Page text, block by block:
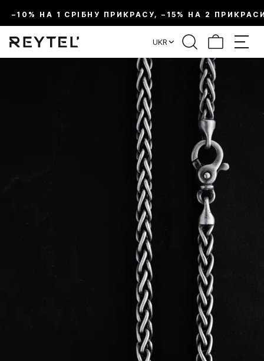
–10% НА 1 СРІБНУ ПРИКРАСУ, –15% НА 2
UKR